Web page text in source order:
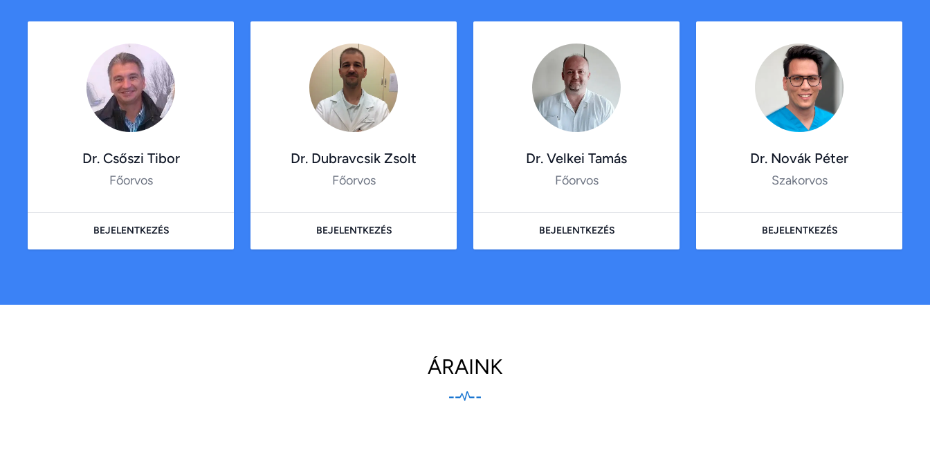
Dr. Csőszi Tibor
Főorvos
BEJELENTKEZÉS
Dr. Dubravcsik Zsolt
Főorvos
BEJELENTKEZÉS
Dr. Velkei Tamás
Főorvos
BEJELENTKEZÉS
Dr. Novák Péter
Szakorvos
BEJELENTKEZÉS
ÁRAINK